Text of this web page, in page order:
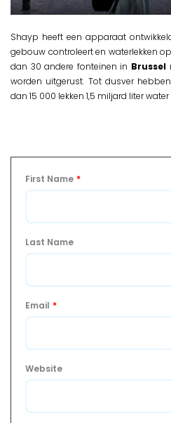
Shayp heeft een apparaat
gebouw controleert en waterlekken
dan 30 andere fonteinen in Brussel
worden uitgerust. Tot dusver
dan 15 000 lekken 1,5 miljard liter
First Name *
Last Name
Email *
Website